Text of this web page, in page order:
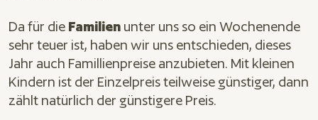
Da für die Familien unter uns so ein Wochenende
sehr teuer ist, haben wir uns entschieden, dieses
Jahr auch Famillienpreise anzubieten. Mit kleinen
Kindern ist der Einzelpreis teilweise günstiger, dann
zählt natürlich der günstigere Preis.